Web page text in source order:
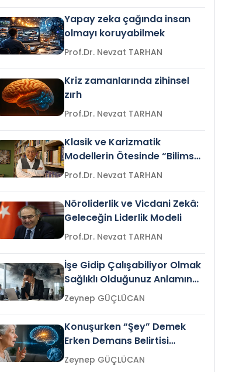
Yapay zeka çağında insan
olmayı koruyabilmek
Prof.Dr. Nevzat TARHAN
Kriz zamanlarında zihinsel
zırh
Prof.Dr. Nevzat TARHAN
Klasik ve Karizmatik
Modellerin Ötesinde “Bilimsel
Liderlik”
Prof.Dr. Nevzat TARHAN
Nöroliderlik ve Vicdani Zekâ:
Geleceğin Liderlik Modeli
Prof.Dr. Nevzat TARHAN
İşe Gidip Çalışabiliyor Olmak
Sağlıklı Olduğunuz Anlamına
Gelir mi?Zeynep GÜÇLÜCAN
Konuşurken “Şey” Demek
Erken Demans Belirtisi
Olabilir mi?Zeynep GÜÇLÜCAN